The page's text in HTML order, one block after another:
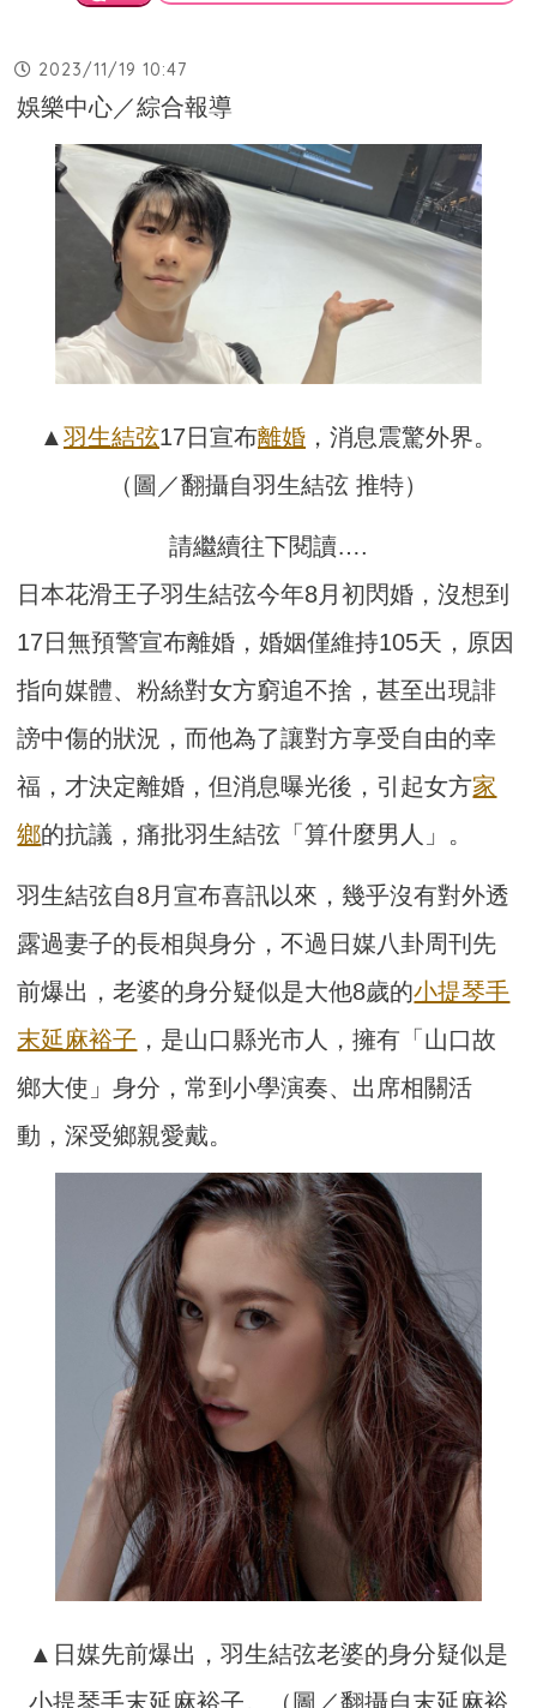
2023/11/19 10:47
娛樂中心／綜合報導
▲羽生結弦17日宣布離婚 ，消息震驚外界。
（圖／翻攝自羽生結弦 推特）
請繼續往下閱讀….
日本花滑王子羽生結弦今年8月初閃婚，沒想到
17日無預警宣布離婚，婚姻僅維持105天，原因
指向媒體、粉絲對女方窮追不捨，甚至出現誹
謗中傷的狀況，而他為了讓對方享受自由的幸
福，才決定離婚，但消息曝光後，引起女方家
鄉的抗議，痛批羽生結弦「算什麼男人」。
羽生結弦自8月宣布喜訊以來，幾乎沒有對外透
露過妻子的長相與身分，不過日媒八卦周刊先
前爆出，老婆的身分疑似是大他8歲的小提琴手
末延麻裕子 ，是山口縣光市人，擁有「山口故
鄉大使」身分，常到小學演奏、出席相關活
動，深受鄉親愛戴。
▲日媒先前爆出，羽生結弦老婆的身分疑似是
小提琴手末延麻裕子。（圖／翻攝自末延麻裕